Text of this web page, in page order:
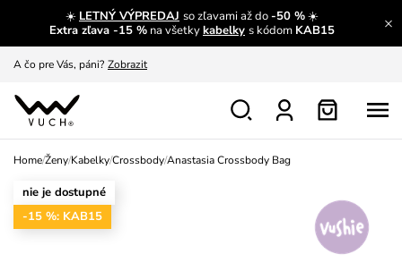
☀️ LETNÝ VÝPREDAJ so zľavami až do-50 %☀️
Extra zľava -15 % na všetkykabelky s kódom KAB15
A čo sa inde nedozvieš? Prečítať viac
A čo pre Vás, páni? Zobrazit
S čím chybu neurobíš?
Nech sa inšpirovať Zobraziť
Home/Ženy/Kabelky/Crossbody/Anastasia Crossbody Bag
nie je dostupné
-15 %: KAB15